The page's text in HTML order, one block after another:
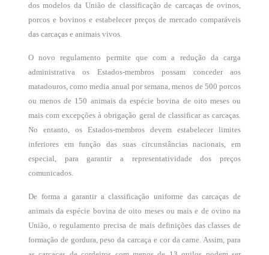
dos modelos da União de classificação de carcaças de ovinos,
porcos e bovinos e estabelecer preços de mercado comparáveis
das carcaças e animais vivos.
O novo regulamento permite que com a redução da carga
administrativa os Estados-membros possam conceder aos
matadouros, como media anual por semana, menos de 500 porcos
ou menos de 150 animais da espécie bovina de oito meses ou
mais com excepções à obrigação geral de classificar as carcaças.
No entanto, os Estados-membros devem estabelecer limites
inferiores em função das suas circunstâncias nacionais, em
especial, para garantir a representatividade dos preços
comunicados.
De forma a garantir a classificação uniforme das carcaças de
animais da espécie bovina de oito meses ou mais e de ovino na
União, o regulamento precisa de mais definições das classes de
formação de gordura, peso da carcaça e cor da carne. Assim, para